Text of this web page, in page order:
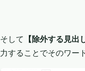
そして 【除外する見出
力することでそのワー